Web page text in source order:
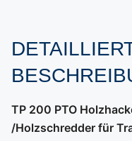
TP 200 PTO
/Holzschredder für